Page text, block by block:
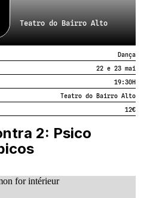
Teatro do Bairro Alto
Dança
22 e 23 mai
19:30H
Teatro do Bairro Alto
12€
2: Psico